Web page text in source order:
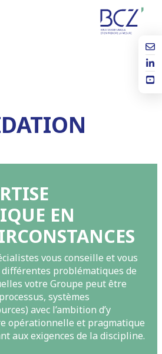
EN
vous conseille et vous
différentes problématiques de
votre Groupe peut être
systèmes
avec l’ambition d’y
opérationnelle et pragmatique
aux exigences de la discipline.